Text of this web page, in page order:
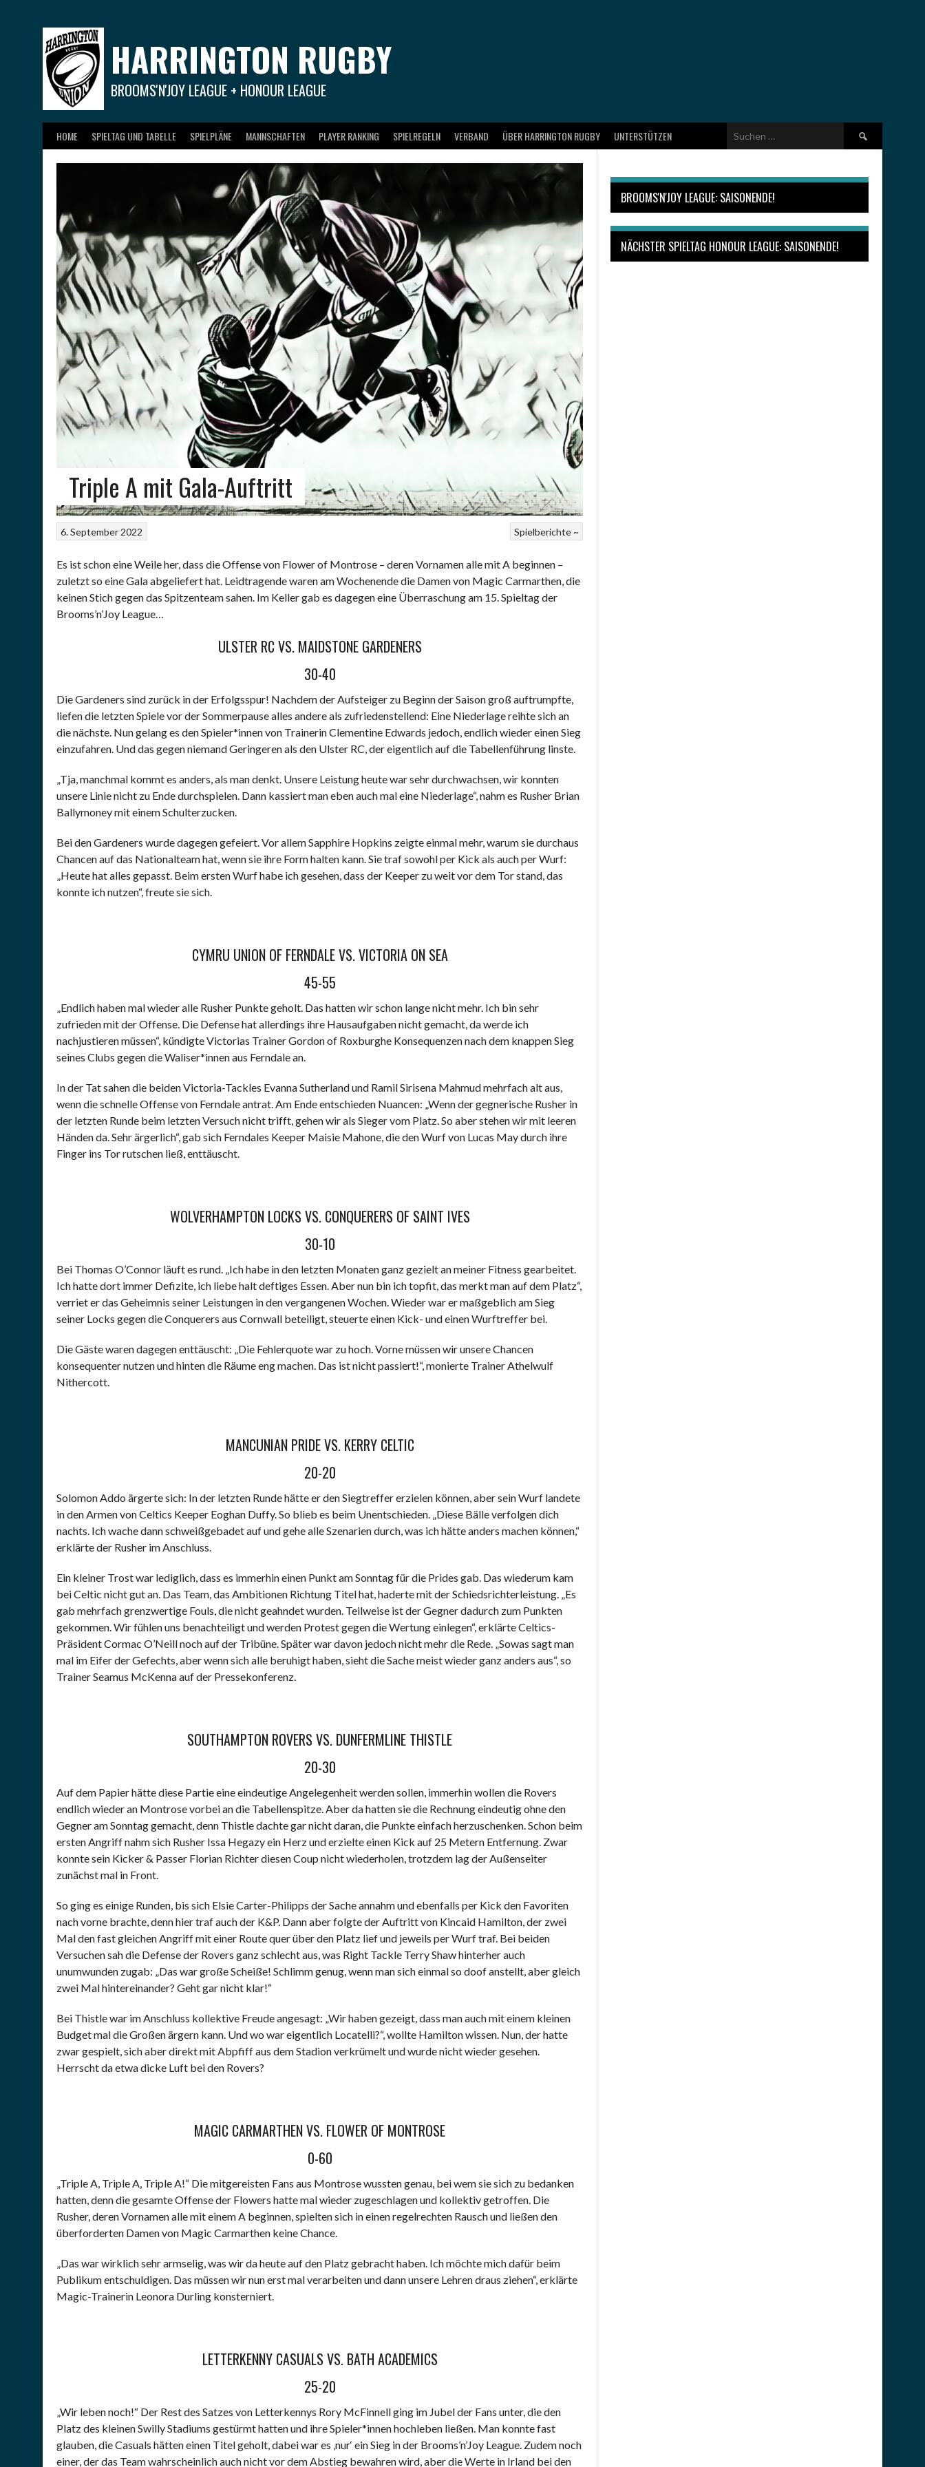
HARRINGTON RUGBY
BROOMS'N'JOY LEAGUE + HONOUR LEAGUE
HOME SPIELTAG UND TABELLE SPIELPLÄNE MANNSCHAFTEN PLAYER RANKING SPIELREGELN VERBAND ÜBER HARRINGTON RUGBY UNTERSTÜTZEN
Suchen
nach:
Triple A mit Gala-Auftritt
Spielberichte ~
6. September 2022
Es ist schon eine Weile her, dass die Offense von Flower of Montrose – deren Vornamen alle mit A beginnen –
zuletzt so eine Gala abgeliefert hat. Leidtragende waren am Wochenende die Damen von Magic Carmarthen, die
keinen Stich gegen das Spitzenteam sahen. Im Keller gab es dagegen eine Überraschung am 15. Spieltag der
Brooms’n’Joy League…
ULSTER RC VS. MAIDSTONE GARDENERS
30-40
Die Gardeners sind zurück in der Erfolgsspur! Nachdem der Aufsteiger zu Beginn der Saison groß auftrumpfte,
liefen die letzten Spiele vor der Sommerpause alles andere als zufriedenstellend: Eine Niederlage reihte sich an
die nächste. Nun gelang es den Spieler*innen von Trainerin Clementine Edwards jedoch, endlich wieder einen Sieg
einzufahren. Und das gegen niemand Geringeren als den Ulster RC, der eigentlich auf die Tabellenführung linste.
„Tja, manchmal kommt es anders, als man denkt. Unsere Leistung heute war sehr durchwachsen, wir konnten
unsere Linie nicht zu Ende durchspielen. Dann kassiert man eben auch mal eine Niederlage“, nahm es Rusher Brian
Ballymoney mit einem Schulterzucken.
Bei den Gardeners wurde dagegen gefeiert. Vor allem Sapphire Hopkins zeigte einmal mehr, warum sie durchaus
Chancen auf das Nationalteam hat, wenn sie ihre Form halten kann. Sie traf sowohl per Kick als auch per Wurf:
„Heute hat alles gepasst. Beim ersten Wurf habe ich gesehen, dass der Keeper zu weit vor dem Tor stand, das
konnte ich nutzen“, freute sie sich.
CYMRU UNION OF FERNDALE VS. VICTORIA ON SEA
45-55
„Endlich haben mal wieder alle Rusher Punkte geholt. Das hatten wir schon lange nicht mehr. Ich bin sehr
zufrieden mit der Offense. Die Defense hat allerdings ihre Hausaufgaben nicht gemacht, da werde ich
nachjustieren müssen“, kündigte Victorias Trainer Gordon of Roxburghe Konsequenzen nach dem knappen Sieg
seines Clubs gegen die Waliser*innen aus Ferndale an.
In der Tat sahen die beiden Victoria-Tackles Evanna Sutherland und Ramil Sirisena Mahmud mehrfach alt aus,
wenn die schnelle Offense von Ferndale antrat. Am Ende entschieden Nuancen: „Wenn der gegnerische Rusher in
der letzten Runde beim letzten Versuch nicht trifft, gehen wir als Sieger vom Platz. So aber stehen wir mit leeren
Händen da. Sehr ärgerlich“, gab sich Ferndales Keeper Maisie Mahone, die den Wurf von Lucas May durch ihre
Finger ins Tor rutschen ließ, enttäuscht.
WOLVERHAMPTON LOCKS VS. CONQUERERS OF SAINT IVES
30-10
Bei Thomas O’Connor läuft es rund. „Ich habe in den letzten Monaten ganz gezielt an meiner Fitness gearbeitet.
Ich hatte dort immer Defizite, ich liebe halt deftiges Essen. Aber nun bin ich topfit, das merkt man auf dem Platz“,
verriet er das Geheimnis seiner Leistungen in den vergangenen Wochen. Wieder war er maßgeblich am Sieg
seiner Locks gegen die Conquerers aus Cornwall beteiligt, steuerte einen Kick- und einen Wurftreffer bei.
Die Gäste waren dagegen enttäuscht: „Die Fehlerquote war zu hoch. Vorne müssen wir unsere Chancen
konsequenter nutzen und hinten die Räume eng machen. Das ist nicht passiert!“, monierte Trainer Athelwulf
Nithercott.
MANCUNIAN PRIDE VS. KERRY CELTIC
20-20
Solomon Addo ärgerte sich: In der letzten Runde hätte er den Siegtreffer erzielen können, aber sein Wurf landete
in den Armen von Celtics Keeper Eoghan Duffy. So blieb es beim Unentschieden. „Diese Bälle verfolgen dich
nachts. Ich wache dann schweißgebadet auf und gehe alle Szenarien durch, was ich hätte anders machen können,“
erklärte der Rusher im Anschluss.
Ein kleiner Trost war lediglich, dass es immerhin einen Punkt am Sonntag für die Prides gab. Das wiederum kam
bei Celtic nicht gut an. Das Team, das Ambitionen Richtung Titel hat, haderte mit der Schiedsrichterleistung. „Es
gab mehrfach grenzwertige Fouls, die nicht geahndet wurden. Teilweise ist der Gegner dadurch zum Punkten
gekommen. Wir fühlen uns benachteiligt und werden Protest gegen die Wertung einlegen“, erklärte Celtics-
Präsident Cormac O’Neill noch auf der Tribüne. Später war davon jedoch nicht mehr die Rede. „Sowas sagt man
mal im Eifer der Gefechts, aber wenn sich alle beruhigt haben, sieht die Sache meist wieder ganz anders aus“, so
Trainer Seamus McKenna auf der Pressekonferenz.
SOUTHAMPTON ROVERS VS. DUNFERMLINE THISTLE
20-30
Auf dem Papier hätte diese Partie eine eindeutige Angelegenheit werden sollen, immerhin wollen die Rovers
endlich wieder an Montrose vorbei an die Tabellenspitze. Aber da hatten sie die Rechnung eindeutig ohne den
Gegner am Sonntag gemacht, denn Thistle dachte gar nicht daran, die Punkte einfach herzuschenken. Schon beim
ersten Angriff nahm sich Rusher Issa Hegazy ein Herz und erzielte einen Kick auf 25 Metern Entfernung. Zwar
konnte sein Kicker & Passer Florian Richter diesen Coup nicht wiederholen, trotzdem lag der Außenseiter
zunächst mal in Front.
So ging es einige Runden, bis sich Elsie Carter-Philipps der Sache annahm und ebenfalls per Kick den Favoriten
nach vorne brachte, denn hier traf auch der K&P. Dann aber folgte der Auftritt von Kincaid Hamilton, der zwei
Mal den fast gleichen Angriff mit einer Route quer über den Platz lief und jeweils per Wurf traf. Bei beiden
Versuchen sah die Defense der Rovers ganz schlecht aus, was Right Tackle Terry Shaw hinterher auch
unumwunden zugab: „Das war große Scheiße! Schlimm genug, wenn man sich einmal so doof anstellt, aber gleich
zwei Mal hintereinander? Geht gar nicht klar!“
Bei Thistle war im Anschluss kollektive Freude angesagt: „Wir haben gezeigt, dass man auch mit einem kleinen
Budget mal die Großen ärgern kann. Und wo war eigentlich Locatelli?“, wollte Hamilton wissen. Nun, der hatte
zwar gespielt, sich aber direkt mit Abpfiff aus dem Stadion verkrümelt und wurde nicht wieder gesehen.
Herrscht da etwa dicke Luft bei den Rovers?
MAGIC CARMARTHEN VS. FLOWER OF MONTROSE
0-60
„Triple A, Triple A, Triple A!“ Die mitgereisten Fans aus Montrose wussten genau, bei wem sie sich zu bedanken
hatten, denn die gesamte Offense der Flowers hatte mal wieder zugeschlagen und kollektiv getroffen. Die
Rusher, deren Vornamen alle mit einem A beginnen, spielten sich in einen regelrechten Rausch und ließen den
überforderten Damen von Magic Carmarthen keine Chance.
„Das war wirklich sehr armselig, was wir da heute auf den Platz gebracht haben. Ich möchte mich dafür beim
Publikum entschuldigen. Das müssen wir nun erst mal verarbeiten und dann unsere Lehren draus ziehen“, erklärte
Magic-Trainerin Leonora Durling konsterniert.
LETTERKENNY CASUALS VS. BATH ACADEMICS
25-20
„Wir leben noch!“ Der Rest des Satzes von Letterkennys Rory McFinnell ging im Jubel der Fans unter, die den
Platz des kleinen Swilly Stadiums gestürmt hatten und ihre Spieler*innen hochleben ließen. Man konnte fast
glauben, die Casuals hätten einen Titel geholt, dabei war es ‚nur‘ ein Sieg in der Brooms’n’Joy League. Zudem noch
einer, der das Team wahrscheinlich auch nicht vor dem Abstieg bewahren wird, aber die Werte in Irland bei den
BROOMS'N'JOY LEAGUE: SAISONENDE!
NÄCHSTER SPIELTAG HONOUR LEAGUE: SAISONENDE!